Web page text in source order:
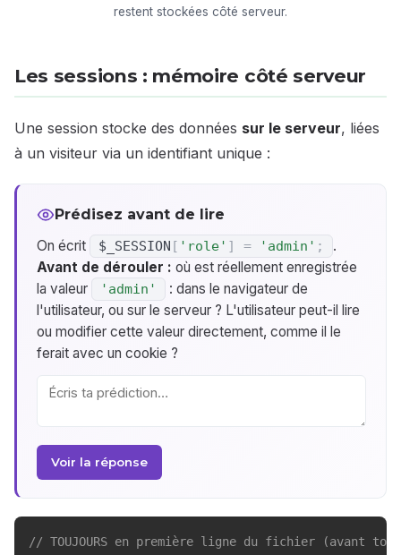
restent stockées côté serveur.
Les sessions : mémoire côté serveur
Une session stocke des données sur le serveur, liées
à un visiteur via un identifiant unique :
Prédisez avant de lire
On écrit
$_SESSION [ 'role' ] = 'admin' ;
.
Avant de dérouler : où est réellement enregistrée
la valeur
'admin'
: dans le navigateur de
l'utilisateur, ou sur le serveur ? L'utilisateur peut-il lire
ou modifier cette valeur directement, comme il le
ferait avec un cookie ?
Voir la réponse
// TOUJOURS en première ligne du fichier (avant tout